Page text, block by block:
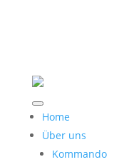
Home
Über uns
Kommando